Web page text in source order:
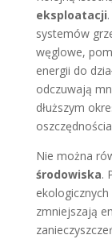
eksploatacji
systemów
węglowe,
energii do
odczuwają
dłuższym
Nie można
środowiska.
zmniejszają